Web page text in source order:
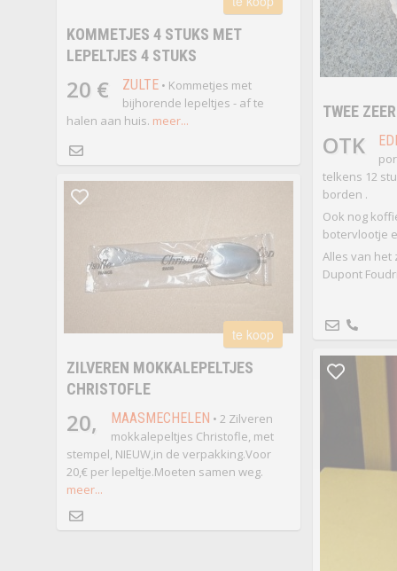
TWEE
OTK
telkens 12
borden .
Ook nog
botervlootje
Alles van het
Dupont
KOMMETJES 4 STUKS MET
LEPELTJES 4 STUKS
20 € ZULTE• Kommetjes met
bijhorende lepeltjes - af te
halen aan huis. meer...
te koop
ZILVEREN MOKKALEPELTJES
CHRISTOFLE
20, MAASMECHELEN • 2 Zilveren
mokkalepeltjes Christofle, met
stempel, NIEUW,in de verpakking.Voor
20,€ per lepeltje.Moeten samen weg.
meer...